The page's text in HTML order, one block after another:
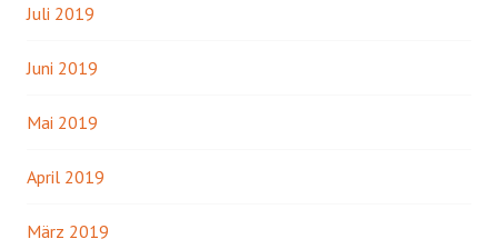
Juli 2019
Juni 2019
Mai 2019
April 2019
März 2019